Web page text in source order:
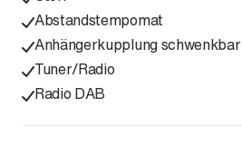
Abstandstempomat
Anhängerkupplung schwenkbar
Tuner/Radio
Radio DAB